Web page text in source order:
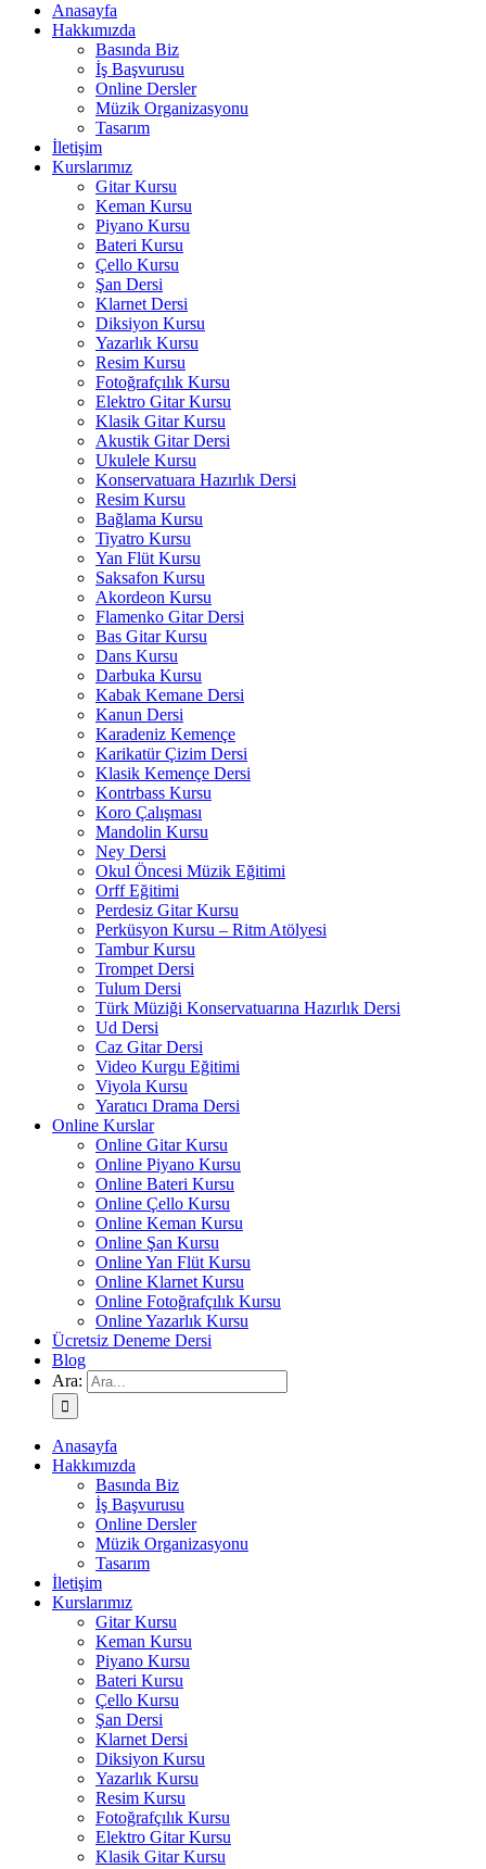
Anasayfa
Hakkımızda
Basında Biz
İş Başvurusu
Online Dersler
Müzik Organizasyonu
Tasarım
İletişim
Kurslarımız
Gitar Kursu
Keman Kursu
Piyano Kursu
Bateri Kursu
Çello Kursu
Şan Dersi
Klarnet Dersi
Diksiyon Kursu
Yazarlık Kursu
Resim Kursu
Fotoğrafçılık Kursu
Elektro Gitar Kursu
Klasik Gitar Kursu
Akustik Gitar Dersi
Ukulele Kursu
Konservatuara Hazırlık Dersi
Resim Kursu
Bağlama Kursu
Tiyatro Kursu
Yan Flüt Kursu
Saksafon Kursu
Akordeon Kursu
Flamenko Gitar Dersi
Bas Gitar Kursu
Dans Kursu
Darbuka Kursu
Kabak Kemane Dersi
Kanun Dersi
Karadeniz Kemençe
Karikatür Çizim Dersi
Klasik Kemençe Dersi
Kontrbass Kursu
Koro Çalışması
Mandolin Kursu
Ney Dersi
Okul Öncesi Müzik Eğitimi
Orff Eğitimi
Perdesiz Gitar Kursu
Perküsyon Kursu – Ritm Atölyesi
Tambur Kursu
Trompet Dersi
Tulum Dersi
Türk Müziği Konservatuarına Hazırlık Dersi
Ud Dersi
Caz Gitar Dersi
Video Kurgu Eğitimi
Viyola Kursu
Yaratıcı Drama Dersi
Online Kurslar
Online Gitar Kursu
Online Piyano Kursu
Online Bateri Kursu
Online Çello Kursu
Online Keman Kursu
Online Şan Kursu
Online Yan Flüt Kursu
Online Klarnet Kursu
Online Fotoğrafçılık Kursu
Online Yazarlık Kursu
Ücretsiz Deneme Dersi
Blog
Ara:
Anasayfa
Hakkımızda
Basında Biz
İş Başvurusu
Online Dersler
Müzik Organizasyonu
Tasarım
İletişim
Kurslarımız
Gitar Kursu
Keman Kursu
Piyano Kursu
Bateri Kursu
Çello Kursu
Şan Dersi
Klarnet Dersi
Diksiyon Kursu
Yazarlık Kursu
Resim Kursu
Fotoğrafçılık Kursu
Elektro Gitar Kursu
Klasik Gitar Kursu